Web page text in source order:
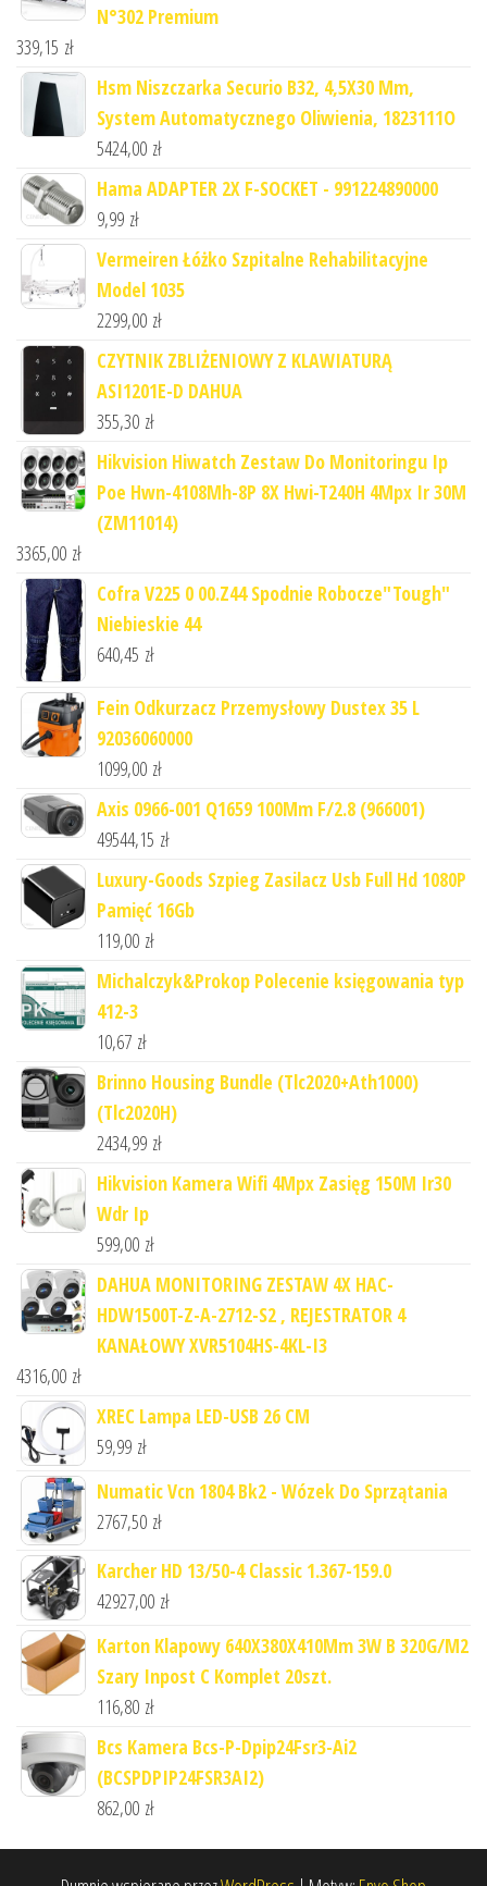
N°302 Premium
339,15 zł
Hsm Niszczarka Securio B32, 4,5X30 Mm,
System Automatycznego Oliwienia, 1823111O
5424,00 zł
Hama ADAPTER 2X F-SOCKET - 991224890000
9,99 zł
Vermeiren Łóżko Szpitalne Rehabilitacyjne
Model 1035
2299,00 zł
CZYTNIK ZBLIŻENIOWY Z KLAWIATURĄ
ASI1201E-D DAHUA
355,30 zł
Hikvision Hiwatch Zestaw Do Monitoringu Ip
Poe Hwn-4108Mh-8P 8X Hwi-T240H 4Mpx Ir 30M
(ZM11014)
3365,00 zł
Cofra V225 0 00.Z44 Spodnie Robocze"Tough"
Niebieskie 44
640,45 zł
Fein Odkurzacz Przemysłowy Dustex 35 L
92036060000
1099,00 zł
Axis 0966-001 Q1659 100Mm F/2.8 (966001)
49544,15 zł
Luxury-Goods Szpieg Zasilacz Usb Full Hd 1080P
Pamięć 16Gb
119,00 zł
Michalczyk&Prokop Polecenie księgowania typ
412-3
10,67 zł
Brinno Housing Bundle (Tlc2020+Ath1000)
(Tlc2020H)
2434,99 zł
Hikvision Kamera Wifi 4Mpx Zasięg 150M Ir30
Wdr Ip
599,00 zł
DAHUA MONITORING ZESTAW 4X HAC-
HDW1500T-Z-A-2712-S2 , REJESTRATOR 4
KANAŁOWY XVR5104HS-4KL-I3
4316,00 zł
XREC Lampa LED-USB 26 CM
59,99 zł
Numatic Vcn 1804 Bk2 - Wózek Do Sprzątania
2767,50 zł
Karcher HD 13/50-4 Classic 1.367-159.0
42927,00 zł
Karton Klapowy 640X380X410Mm 3W B 320G/M2
Szary Inpost C Komplet 20szt.
116,80 zł
Bcs Kamera Bcs-P-Dpip24Fsr3-Ai2
(BCSPDPIP24FSR3AI2)
862,00 zł